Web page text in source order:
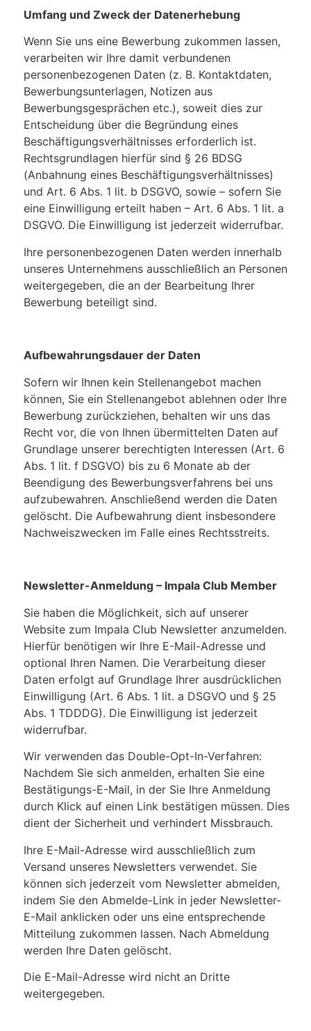
Umfang und Zweck der Datenerhebung
Wenn Sie uns eine Bewerbung zukommen lassen,
verarbeiten wir Ihre damit verbundenen
personenbezogenen Daten (z. B. Kontaktdaten,
Bewerbungsunterlagen, Notizen aus
Bewerbungsgesprächen etc.), soweit dies zur
Entscheidung über die Begründung eines
Beschäftigungsverhältnisses erforderlich ist.
Rechtsgrundlagen hierfür sind § 26 BDSG
(Anbahnung eines Beschäftigungsverhältnisses)
und Art. 6 Abs. 1 lit. b DSGVO, sowie – sofern Sie
eine Einwilligung erteilt haben – Art. 6 Abs. 1 lit. a
DSGVO. Die Einwilligung ist jederzeit widerrufbar.
Ihre personenbezogenen Daten werden innerhalb
unseres Unternehmens ausschließlich an Personen
weitergegeben, die an der Bearbeitung Ihrer
Bewerbung beteiligt sind.
Aufbewahrungsdauer der Daten
Sofern wir Ihnen kein Stellenangebot machen
können, Sie ein Stellenangebot ablehnen oder Ihre
Bewerbung zurückziehen, behalten wir uns das
Recht vor, die von Ihnen übermittelten Daten auf
Grundlage unserer berechtigten Interessen (Art. 6
Abs. 1 lit. f DSGVO) bis zu 6 Monate ab der
Beendigung des Bewerbungsverfahrens bei uns
aufzubewahren. Anschließend werden die Daten
gelöscht. Die Aufbewahrung dient insbesondere
Nachweiszwecken im Falle eines Rechtsstreits.
Newsletter-Anmeldung – Impala Club Member
Sie haben die Möglichkeit, sich auf unserer
Website zum Impala Club Newsletter anzumelden.
Hierfür benötigen wir Ihre E-Mail-Adresse und
optional Ihren Namen. Die Verarbeitung dieser
Daten erfolgt auf Grundlage Ihrer ausdrücklichen
Einwilligung (Art. 6 Abs. 1 lit. a DSGVO und § 25
Abs. 1 TDDDG). Die Einwilligung ist jederzeit
widerrufbar.
Wir verwenden das Double-Opt-In-Verfahren:
Nachdem Sie sich anmelden, erhalten Sie eine
Bestätigungs-E-Mail, in der Sie Ihre Anmeldung
durch Klick auf einen Link bestätigen müssen. Dies
dient der Sicherheit und verhindert Missbrauch.
Ihre E-Mail-Adresse wird ausschließlich zum
Versand unseres Newsletters verwendet. Sie
können sich jederzeit vom Newsletter abmelden,
indem Sie den Abmelde-Link in jeder Newsletter-
E-Mail anklicken oder uns eine entsprechende
Mitteilung zukommen lassen. Nach Abmeldung
werden Ihre Daten gelöscht.
Die E-Mail-Adresse wird nicht an Dritte
weitergegeben.